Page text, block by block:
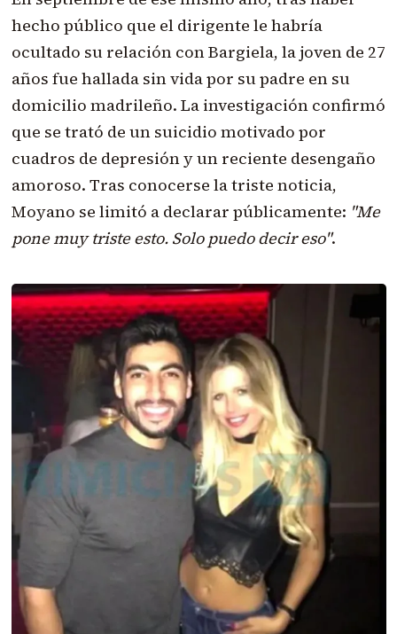
hecho público que el dirigente le habría
ocultado su relación con Bargiela, la joven de 27
años fue hallada sin vida por su padre en su
domicilio madrileño. La investigación confirmó
que se trató de un suicidio motivado por
cuadros de depresión y un reciente desengaño
amoroso. Tras conocerse la triste noticia,
Moyano se limitó a declarar públicamente: "Me
pone muy triste esto. Solo puedo decir eso".